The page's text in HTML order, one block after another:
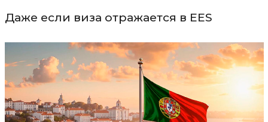
Даже если виза отражается в EES